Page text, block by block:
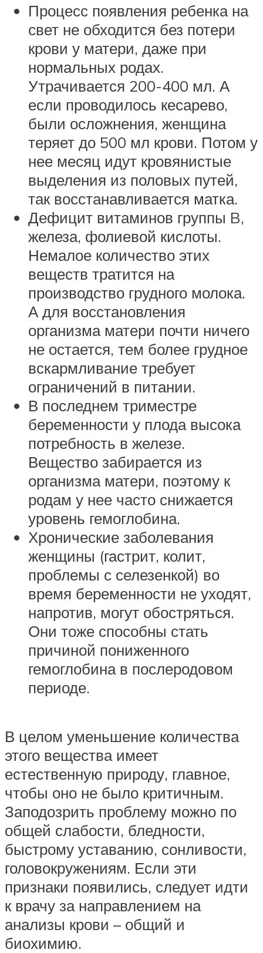
Процесс появления ребенка на
свет не обходится без потери
крови у матери, даже при
нормальных родах.
Утрачивается 200-400 мл. А
если проводилось кесарево,
были осложнения, женщина
теряет до 500 мл крови. Потом у
нее месяц идут кровянистые
выделения из половых путей,
так восстанавливается матка.
Дефицит витаминов группы B,
железа, фолиевой кислоты.
Немалое количество этих
веществ тратится на
производство грудного молока.
А для восстановления
организма матери почти ничего
не остается, тем более грудное
вскармливание требует
ограничений в питании.
В последнем триместре
беременности у плода высока
потребность в железе.
Вещество забирается из
организма матери, поэтому к
родам у нее часто снижается
уровень гемоглобина.
Хронические заболевания
женщины (гастрит, колит,
проблемы с селезенкой) во
время беременности не уходят,
напротив, могут обостряться.
Они тоже способны стать
причиной пониженного
гемоглобина в послеродовом
периоде.
В целом уменьшение количества
этого вещества имеет
естественную природу, главное,
чтобы оно не было критичным.
Заподозрить проблему можно по
общей слабости, бледности,
быстрому уставанию, сонливости,
головокружениям. Если эти
признаки появились, следует идти
к врачу за направлением на
анализы крови – общий и
биохимию.